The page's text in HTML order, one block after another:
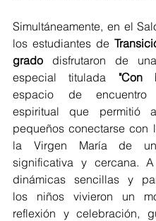
Simultáneamente, en el
los estudiantes de
grado disfrutaron de
especial titulada "Con
espacio de
espiritual que permitió
pequeños conectarse con
la Virgen María de
significativa y cercana.
dinámicas sencillas y
los niños vivieron un
reflexión y celebración,